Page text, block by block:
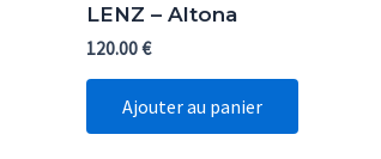
LENZ – Altona
120.00€
Ajouter au panier